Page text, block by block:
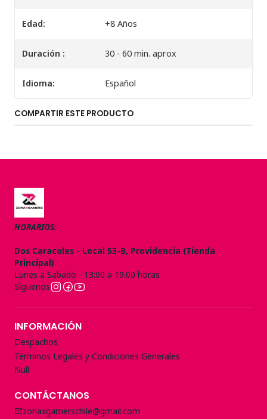
Edad: +8 Años
Duración : 30 - 60 min. aprox
Idioma: Español
COMPARTIR ESTE PRODUCTO
HORARIOS:
Dos Caracoles - Local 53-B, Providencia (Tienda
Principal)
Lunes a Sabado - 13:00 a 19:00 horas
Síguenos
INFORMACIÓN
Despachos
Términos Legales y Condiciones Generales
Null
CONTÁCTANOS
zonaxgamerschile@gmail.com